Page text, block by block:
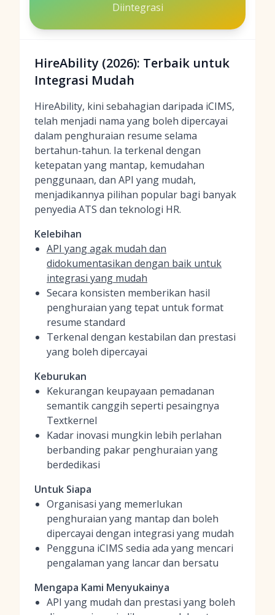
Diintegrasi
HireAbility (2026): Terbaik untuk
Integrasi Mudah
HireAbility, kini sebahagian daripada iCIMS,
telah menjadi nama yang boleh dipercayai
dalam penghuraian resume selama
bertahun-tahun. Ia terkenal dengan
ketepatan yang mantap, kemudahan
penggunaan, dan API yang mudah,
menjadikannya pilihan popular bagi banyak
penyedia ATS dan teknologi HR.
Kelebihan
API yang agak mudah dan
didokumentasikan dengan baik untuk
integrasi yang mudah
Secara konsisten memberikan hasil
penghuraian yang tepat untuk format
resume standard
Terkenal dengan kestabilan dan prestasi
yang boleh dipercayai
Keburukan
Kekurangan keupayaan pemadanan
semantik canggih seperti pesaingnya
Textkernel
Kadar inovasi mungkin lebih perlahan
berbanding pakar penghuraian yang
berdedikasi
Untuk Siapa
Organisasi yang memerlukan
penghuraian yang mantap dan boleh
dipercayai dengan integrasi yang mudah
Pengguna iCIMS sedia ada yang mencari
pengalaman yang lancar dan bersatu
Mengapa Kami Menyukainya
API yang mudah dan prestasi yang boleh